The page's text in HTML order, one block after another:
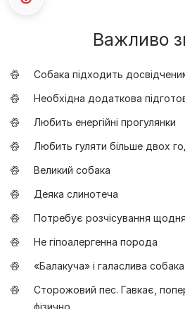
Важливо
Собака підходить
Необхідна додаткова
Любить енергійні прогулянки
Любить гуляти більше двох
Великий собака
Деяка слинотеча
Потребує розчісування щодня
Не гіпоалергенна порода
«Балакуча» і галаслива собака
Сторожовий пес. Гавкає,
фізично